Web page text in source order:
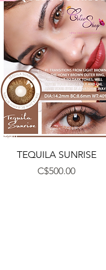
Vista rápida
TEQUILA SUNRISE
Precio
C$500.00